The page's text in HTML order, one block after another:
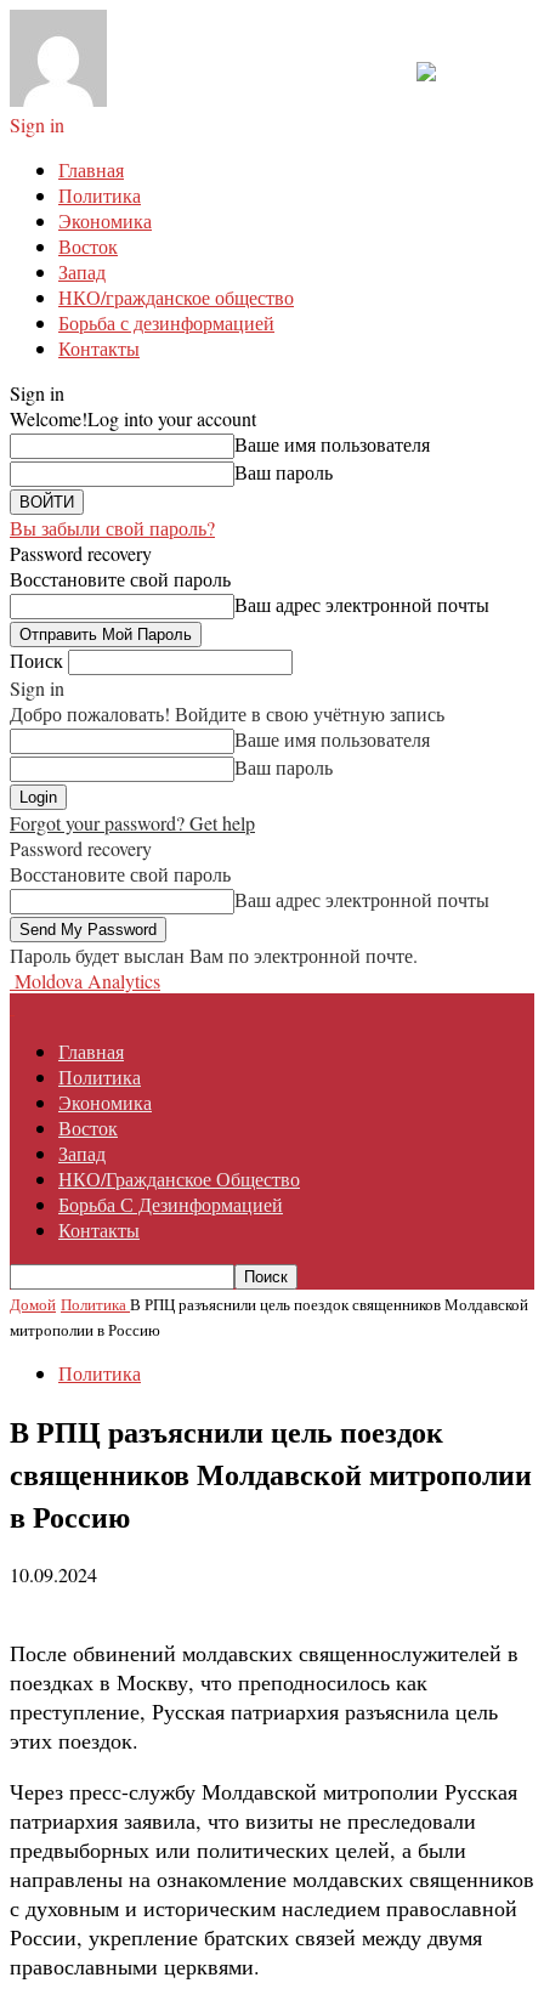
Sign in
Главная
Политика
Экономика
Восток
Запад
НКО/гражданское общество
Борьба с дезинформацией
Контакты
Sign in
Welcome!Log into your account
Ваше имя пользователя
Ваш пароль
Вы забыли свой пароль?
Password recovery
Восстановите свой пароль
Ваш адрес электронной почты
Поиск
Sign in
Добро пожаловать! Войдите в свою учётную запись
Ваше имя пользователя
Ваш пароль
Forgot your password? Get help
Password recovery
Восстановите свой пароль
Ваш адрес электронной почты
Пароль будет выслан Вам по электронной почте.
Moldova Analytics
Главная
Политика
Экономика
Восток
Запад
НКО/гражданское Общество
Борьба С Дезинформацией
Контакты
Домой ПолитикаВ РПЦ разъяснили цель поездок священников Молдавской
митрополии в Россию
Политика
В РПЦ разъяснили цель поездок
священников Молдавской митрополии
в Россию
10.09.2024
После обвинений молдавских священнослужителей в
поездках в Москву, что преподносилось как
преступление, Русская патриархия разъяснила цель
этих поездок.
Через пресс-службу Молдавской митрополии Русская
патриархия заявила, что визиты не преследовали
предвыборных или политических целей, а были
направлены на ознакомление молдавских священников
с духовным и историческим наследием православной
России, укрепление братских связей между двумя
православными церквями.